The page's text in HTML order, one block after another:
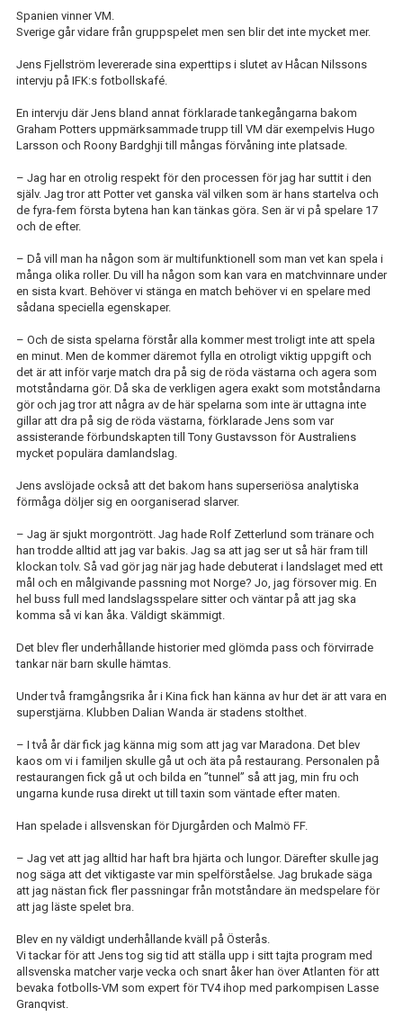
Spanien vinner VM.
Sverige går vidare från gruppspelet men sen blir det inte mycket mer.
Jens Fjellström levererade sina experttips i slutet av Håcan Nilssons
intervju på IFK:s fotbollskafé.
En intervju där Jens bland annat förklarade tankegångarna bakom
Graham Potters uppmärksammade trupp till VM där exempelvis Hugo
Larsson och Roony Bardghji till mångas förvåning inte platsade.
– Jag har en otrolig respekt för den processen för jag har suttit i den
själv. Jag tror att Potter vet ganska väl vilken som är hans startelva och
de fyra-fem första bytena han kan tänkas göra. Sen är vi på spelare 17
och de efter.
– Då vill man ha någon som är multifunktionell som man vet kan spela i
många olika roller. Du vill ha någon som kan vara en matchvinnare under
en sista kvart. Behöver vi stänga en match behöver vi en spelare med
sådana speciella egenskaper.
– Och de sista spelarna förstår alla kommer mest troligt inte att spela
en minut. Men de kommer däremot fylla en otroligt viktig uppgift och
det är att inför varje match dra på sig de röda västarna och agera som
motståndarna gör. Då ska de verkligen agera exakt som motståndarna
gör och jag tror att några av de här spelarna som inte är uttagna inte
gillar att dra på sig de röda västarna, förklarade Jens som var
assisterande förbundskapten till Tony Gustavsson för Australiens
mycket populära damlandslag.
Jens avslöjade också att det bakom hans superseriösa analytiska
förmåga döljer sig en oorganiserad slarver.
– Jag är sjukt morgontrött. Jag hade Rolf Zetterlund som tränare och
han trodde alltid att jag var bakis. Jag sa att jag ser ut så här fram till
klockan tolv. Så vad gör jag när jag hade debuterat i landslaget med ett
mål och en målgivande passning mot Norge? Jo, jag försover mig. En
hel buss full med landslagsspelare sitter och väntar på att jag ska
komma så vi kan åka. Väldigt skämmigt.
Det blev fler underhållande historier med glömda pass och förvirrade
tankar när barn skulle hämtas.
Under två framgångsrika år i Kina fick han känna av hur det är att vara en
superstjärna. Klubben Dalian Wanda är stadens stolthet.
– I två år där fick jag känna mig som att jag var Maradona. Det blev
kaos om vi i familjen skulle gå ut och äta på restaurang. Personalen på
restaurangen fick gå ut och bilda en ”tunnel” så att jag, min fru och
ungarna kunde rusa direkt ut till taxin som väntade efter maten.
Han spelade i allsvenskan för Djurgården och Malmö FF.
– Jag vet att jag alltid har haft bra hjärta och lungor. Därefter skulle jag
nog säga att det viktigaste var min spelförståelse. Jag brukade säga
att jag nästan fick fler passningar från motståndare än medspelare för
att jag läste spelet bra.
Blev en ny väldigt underhållande kväll på Österås.
Vi tackar för att Jens tog sig tid att ställa upp i sitt tajta program med
allsvenska matcher varje vecka och snart åker han över Atlanten för att
bevaka fotbolls-VM som expert för TV4 ihop med parkompisen Lasse
Granqvist.